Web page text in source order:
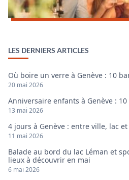
LES DERNIERS ARTICLES
Où boire un verre à Genève : 10
20 mai 2026
Anniversaire enfants à Genève :
13 mai 2026
4 jours à Genève : entre ville, lac
11 mai 2026
Balade au bord du lac Léman et
lieux à découvrir en mai
6 mai 2026